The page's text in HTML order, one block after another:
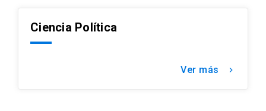
Ciencia Política
Ver más keyboard_arrow_right